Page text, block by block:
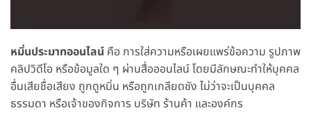
หมิ่นประมาทออนไลน์ คือ การใส่ความหรือเผยแพร่ข้อความ รูปภาพ
คลิปวิดีโอ หรือข้อมูลใด ๆ ผ่านสื่อออนไลน์ โดยมีลักษณะทำให้บุคคล
อื่นเสียชื่อเสียง ถูกดูหมิ่น หรือถูกเกลียดชัง ไม่ว่าจะเป็นบุคคล
ธรรมดา หรือเจ้าของกิจการ บริษัท ร้านค้า และองค์กร